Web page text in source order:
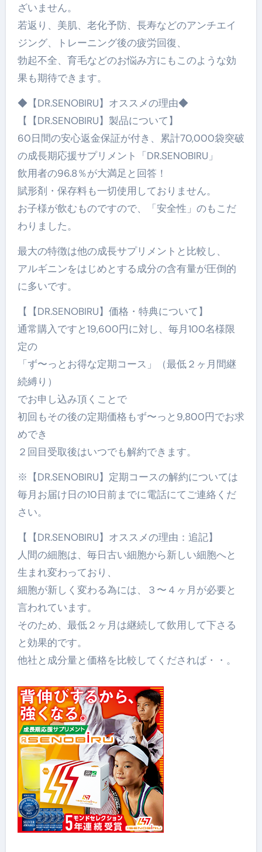
ざいません。
若返り、美肌、老化予防、長寿などのアンチエイ
ジング、トレーニング後の疲労回復、
勃起不全、育毛などのお悩み方にもこのような効
果も期待できます。
◆【DR.SENOBIRU】オススメの理由◆
【【DR.SENOBIRU】製品について】
60日間の安心返金保証が付き、累計70,000袋突破
の成長期応援サプリメント「DR.SENOBIRU」
飲用者の96.8％が大満足と回答！
賦形剤・保存料も一切使用しておりません。
お子様が飲むものですので、「安全性」のもこだ
わりました。
最大の特徴は他の成長サプリメントと比較し、
アルギニンをはじめとする成分の含有量が圧倒的
に多いです。
【【DR.SENOBIRU】価格・特典について】
通常購入ですと19,600円に対し、毎月100名様限
定の
「ず〜っとお得な定期コース」（最低２ヶ月間継
続縛り）
でお申し込み頂くことで
初回もその後の定期価格もず〜っと9,800円でお求
めでき
２回目受取後はいつでも解約できます。
※【DR.SENOBIRU】定期コースの解約については
毎月お届け日の10日前までに電話にてご連絡くだ
さい。
【【DR.SENOBIRU】オススメの理由：追記】
人間の細胞は、毎日古い細胞から新しい細胞へと
生まれ変わっており、
細胞が新しく変わる為には、３〜４ヶ月が必要と
言われています。
そのため、最低２ヶ月は継続して飲用して下さる
と効果的です。
他社と成分量と価格を比較してくだされば・・。